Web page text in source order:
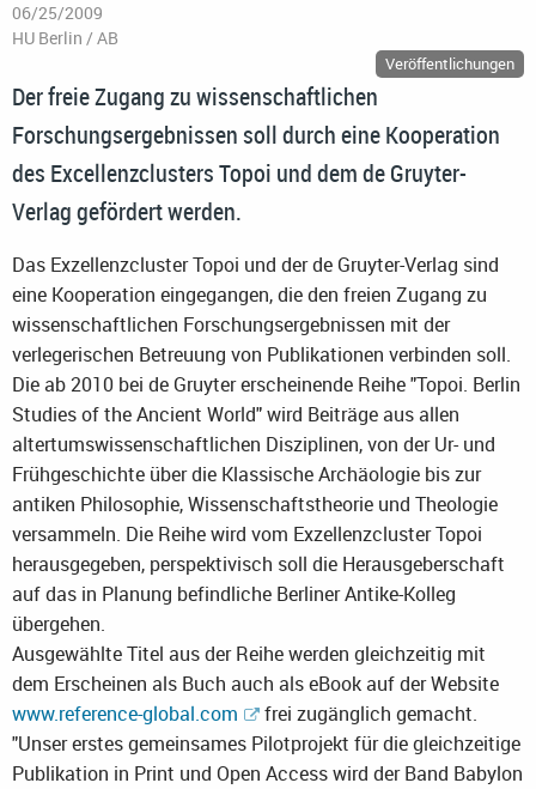
06/25/2009
HU Berlin / AB
Veröffentlichungen
Der freie Zugang zu wissenschaftlichen
Forschungsergebnissen soll durch eine Kooperation
des Excellenzclusters Topoi und dem de Gruyter-
Verlag gefördert werden.
Das Exzellenzcluster Topoi und der de Gruyter-Verlag sind
eine Kooperation eingegangen, die den freien Zugang zu
wissenschaftlichen Forschungsergebnissen mit der
verlegerischen Betreuung von Publikationen verbinden soll.
Die ab 2010 bei de Gruyter erscheinende Reihe "Topoi. Berlin
Studies of the Ancient World" wird Beiträge aus allen
altertumswissenschaftlichen Disziplinen, von der Ur- und
Frühgeschichte über die Klassische Archäologie bis zur
antiken Philosophie, Wissenschaftstheorie und Theologie
versammeln. Die Reihe wird vom Exzellenzcluster Topoi
herausgegeben, perspektivisch soll die Herausgeberschaft
auf das in Planung befindliche Berliner Antike-Kolleg
übergehen.
Ausgewählte Titel aus der Reihe werden gleichzeitig mit
dem Erscheinen als Buch auch als eBook auf der Website
www.reference-global.com
frei zugänglich gemacht.
"Unser erstes gemeinsames Pilotprojekt für die gleichzeitige
Publikation in Print und Open Access wird der Band Babylon